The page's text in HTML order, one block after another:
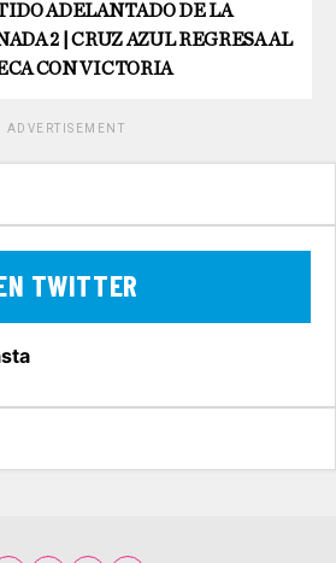
ADELANTADO DE LA
2 | CRUZ AZUL REGRESA AL
CON VICTORIA
ADVERTISEMENT
TWITTER